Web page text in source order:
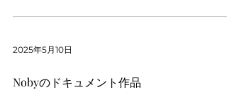
2025年5月10日
Nobyのドキュメント作品